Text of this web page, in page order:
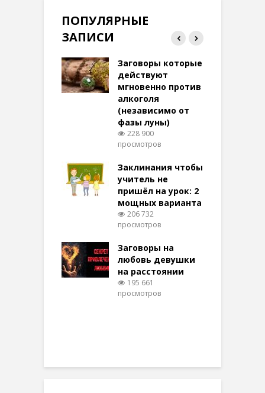
ПОПУЛЯРНЫЕ
ЗАПИСИ
Заговоры которые
действуют
мгновенно против
алкоголя
(независимо от
фазы луны)
228 900
просмотров
Заклинания чтобы
учитель не
пришёл на урок: 2
мощных варианта
206 732
просмотров
Заговоры на
любовь девушки
на расстоянии
195 661
просмотров